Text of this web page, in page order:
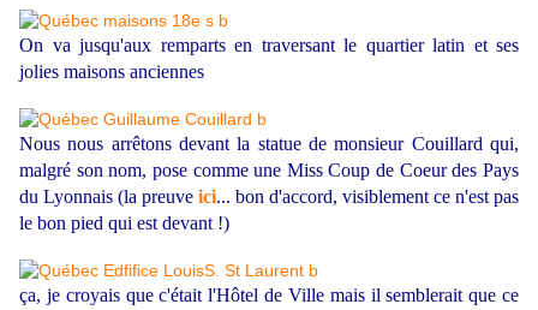
On va jusqu'aux remparts en traversant le quartier latin et ses
jolies maisons anciennes
Nous nous arrêtons devant la statue de monsieur Couillard qui,
malgré son nom, pose comme une Miss Coup de Coeur des Pays
du Lyonnais (la preuve ici... bon d'accord, visiblement ce n'est pas
le bon pied qui est devant !)
ça, je croyais que c'était l'Hôtel de Ville mais il semblerait que ce